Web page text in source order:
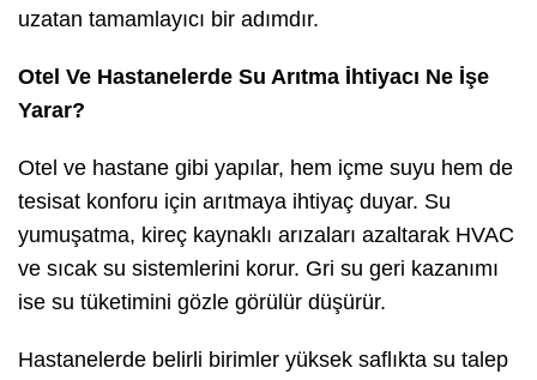
uzatan tamamlayıcı bir adımdır.
Otel Ve Hastanelerde Su Arıtma İhtiyacı Ne İşe
Yarar?
Otel ve hastane gibi yapılar, hem içme suyu hem de
tesisat konforu için arıtmaya ihtiyaç duyar. Su
yumuşatma, kireç kaynaklı arızaları azaltarak HVAC
ve sıcak su sistemlerini korur. Gri su geri kazanımı
ise su tüketimini gözle görülür düşürür.
Hastanelerde belirli birimler yüksek saflıkta su talep